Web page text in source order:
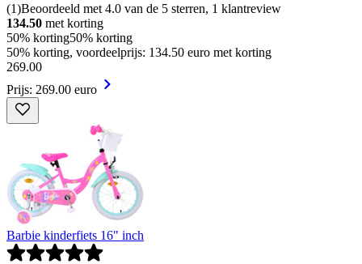
(1)Beoordeeld met 4.0 van de 5 sterren, 1 klantreview
134.50 met korting
50% korting50% korting
50% korting, voordeelprijs: 134.50 euro met korting
269.00
Prijs: 269.00 euro
Barbie kinderfiets 16" inch